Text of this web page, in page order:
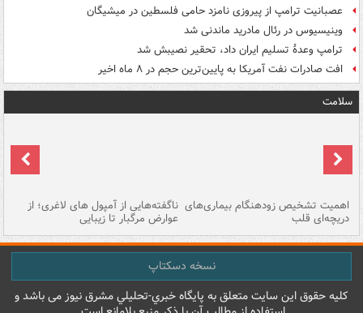
عصبانیت ترامپ از پیروزی نامزد حامی فلسطین در میشیگان
وینیسیوس در رئال مادرید ماندنی شد
ترامپ وعدۀ تسلیم ایران داد، تحقیر نصیبش شد
افت صادرات نفت آمریکا به پایین‌ترین حجم در ۸ ماه اخیر
سلامت
اهمیت تشخیص زودهنگام بیماری‌های
دریچه‌ای قلب
ناگفته‌هایی از آمپول های لاغری؛ از
عوارض مرگبار تا زیبایی
نسخه دسکتاپ
کليه حقوق اين سايت متعلق به پایگاه خبري-تحليلي مشرق نيوز می باشد و